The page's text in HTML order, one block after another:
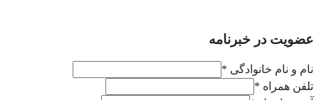
عضویت در خبرنامه
نام و نام خانوادگی *
تلفن همراه *